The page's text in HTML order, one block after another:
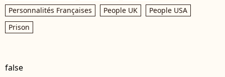
Personnalités Françaises
People UK
People USA
Prison
false